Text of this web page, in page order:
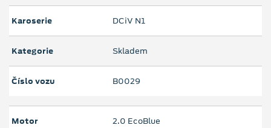
Karoserie DCiV N1
Kategorie Skladem
Číslo vozu B0029
Motor 2.0 EcoBlue